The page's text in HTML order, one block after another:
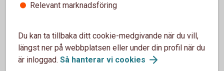
Relevant marknadsföring
Du kan ta tillbaka ditt cookie-medgivande när du vill,
längst ner på webbplatsen eller under din profil när du
är inloggad. Så hanterar vi cookies